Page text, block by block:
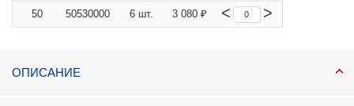
50 50530000 6 шт. 3 080 ₽ < >
ОПИСАНИЕ